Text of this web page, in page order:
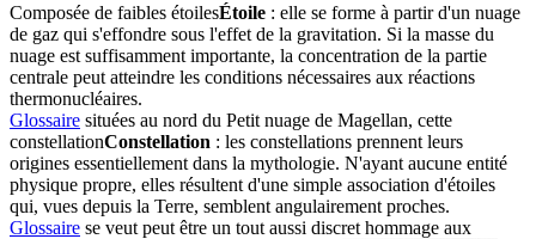
Composée de faibles étoilesÉtoile : elle se forme à partir d'un nuage
de gaz qui s'effondre sous l'effet de la gravitation. Si la masse du
nuage est suffisamment importante, la concentration de la partie
centrale peut atteindre les conditions nécessaires aux réactions
thermonucléaires.
Glossaire situées au nord du Petit nuage de Magellan, cette
constellationConstellation : les constellations prennent leurs
origines essentiellement dans la mythologie. N'ayant aucune entité
physique propre, elles résultent d'une simple association d'étoiles
qui, vues depuis la Terre, semblent angulairement proches.
Glossaire se veut peut être un tout aussi discret hommage aux